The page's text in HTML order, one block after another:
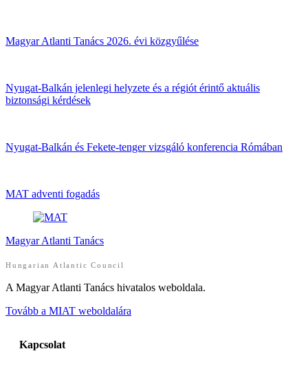
Magyar Atlanti Tanács 2026. évi közgyűlése
Nyugat-Balkán jelenlegi helyzete és a régiót érintő aktuális
biztonsági kérdések
Nyugat-Balkán és Fekete-tenger vizsgáló konferencia Rómában
MAT adventi fogadás
Magyar Atlanti Tanács
Hungarian Atlantic Council
A Magyar Atlanti Tanács hivatalos weboldala.
Tovább a MIAT weboldalára
Kapcsolat